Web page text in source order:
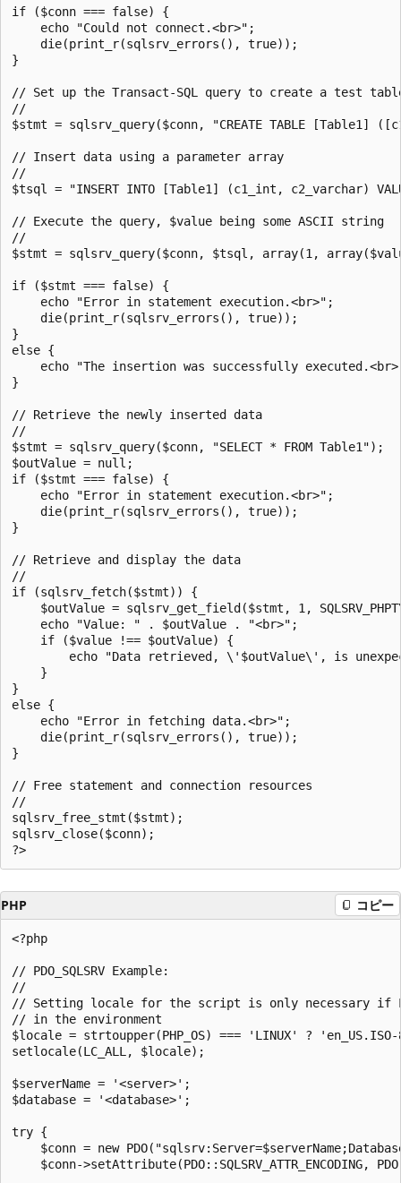
if ($conn === false) {
    echo "Could not connect.<br>";
    die(print_r(sqlsrv_errors(), true));
}
// Set up the Transact-SQL query to create a test
//
$stmt = sqlsrv_query($conn, "CREATE TABLE
// Insert data using a parameter array
//
$tsql = "INSERT INTO [Table1] (c1_int, c2_varchar)
// Execute the query, $value being some ASCII string
//
$stmt = sqlsrv_query($conn, $tsql, array(1, array($value,
if ($stmt === false) {
    echo "Error in statement execution.<br>";
    die(print_r(sqlsrv_errors(), true));
}
else {
echo "The insertion was successfully
}
// Retrieve the newly inserted data
//
$stmt = sqlsrv_query($conn, "SELECT * FROM Table1");
$outValue = null;
if ($stmt === false) {
    echo "Error in statement execution.<br>";
    die(print_r(sqlsrv_errors(), true));
}
// Retrieve and display the data
//
if (sqlsrv_fetch($stmt)) {
$outValue = sqlsrv_get_field($stmt, 1,
    echo "Value: " . $outValue . "<br>";
    if ($value !== $outValue) {
echo "Data retrieved, \'$outValue\', is
    }
}
else {
    echo "Error in fetching data.<br>";
    die(print_r(sqlsrv_errors(), true));
}
// Free statement and connection resources
//
sqlsrv_free_stmt($stmt);
sqlsrv_close($conn);
PHP コピー
<?php
// PDO_SQLSRV Example:
//
// Setting locale for the script is only necessary
// in the environment
$locale = strtoupper(PHP_OS) === 'LINUX' ?
setlocale(LC_ALL, $locale);
$serverName = '<server>';
$database = '<database>';
try {
$conn = new
$conn->setAttribute(PDO::SQLSRV_ATTR_ENCODING,